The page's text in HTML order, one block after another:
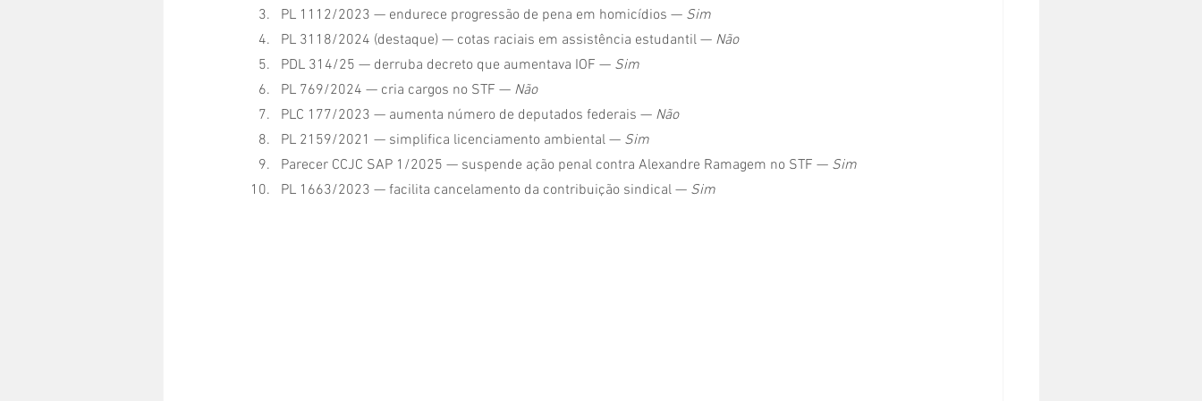
PL 1112/2023 — endurece progressão de pena em homicídios — Sim
PL 3118/2024 (destaque) — cotas raciais em assistência estudantil — Não
PDL 314/25 — derruba decreto que aumentava IOF — Sim
PL 769/2024 — cria cargos no STF — Não
PLC 177/2023 — aumenta número de deputados federais — Não
PL 2159/2021 — simplifica licenciamento ambiental — Sim
Parecer CCJC SAP 1/2025 — suspende ação penal contra Alexandre Ramagem no STF — Sim
PL 1663/2023 — facilita cancelamento da contribuição sindical — Sim